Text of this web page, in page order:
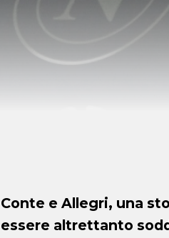
Conte e Allegri, una
essere altrettanto